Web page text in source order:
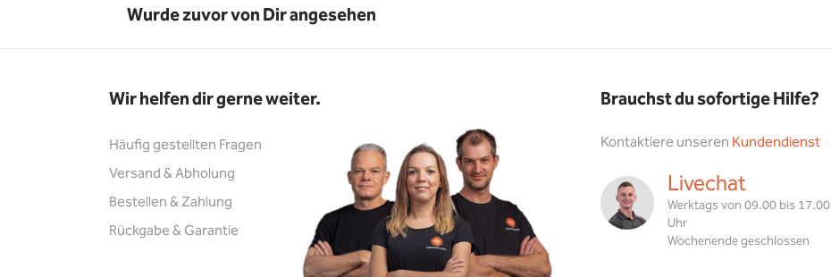
Wurde zuvor von Dir angesehen
Wir helfen dir gerne weiter.
Häufig gestellten Fragen
Versand & Abholung
Bestellen & Zahlung
Rückgabe & Garantie
Brauchst du sofortige Hilfe?
Kontaktiere unseren Kundendienst
Livechat
Werktags von 09.00 bis 17.00
Uhr
Wochenende geschlossen